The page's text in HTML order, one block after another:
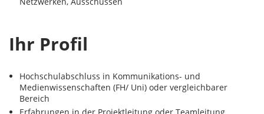
Ihr Profil
Hochschulabschluss in Kommunikations- und
Medienwissenschaften (FH/ Uni) oder vergleichbarer
Bereich
Erfahrungen in der Projektleitung oder Teamleitung